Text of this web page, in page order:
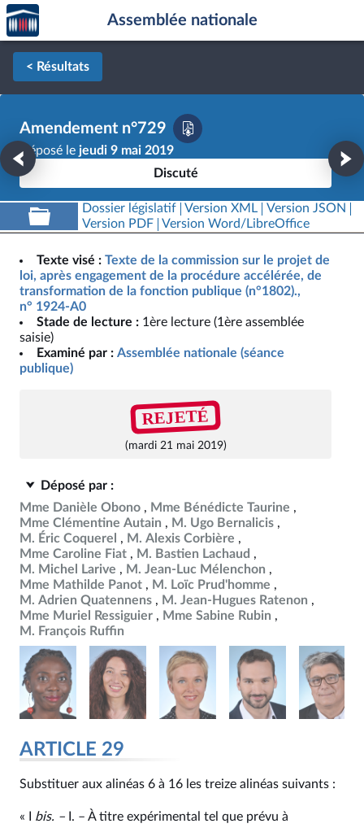
Aller au contenu
Aller en bas de la page
Accèder
à la
page
d'accueil
Assemblée nationale
< Résultats
Amendement n°729
Déposé le jeudi 9 mai 2019
Discuté
Dossier législatif Version XML
Version JSON
Version PDF
Version Word/LibreOffice
Texte visé : Texte de la commission sur le projet de
loi, après engagement de la procédure accélérée, de
transformation de la fonction publique (n°1802).,
n° 1924-A0
Stade de lecture : 1ère lecture (1ère assemblée
saisie)
Examiné par : Assemblée nationale (séance
publique)
REJETÉ
(mardi 21 mai 2019)
Déposé par :
Mme Danièle Obono
Mme Bénédicte Taurine
Mme Clémentine Autain
M. Ugo Bernalicis
M. Éric Coquerel
M. Alexis Corbière
Mme Caroline Fiat
M. Bastien Lachaud
M. Michel Larive
M. Jean-Luc Mélenchon
Mme Mathilde Panot
M. Loïc Prud'homme
M. Adrien Quatennens
M. Jean-Hugues Ratenon
Mme Muriel Ressiguier
Mme Sabine Rubin
M. François Ruffin
ARTICLE 29
Substituer aux alinéas 6 à 16 les treize alinéas suivants :
« I bis. – I. – À titre expérimental tel que prévu à